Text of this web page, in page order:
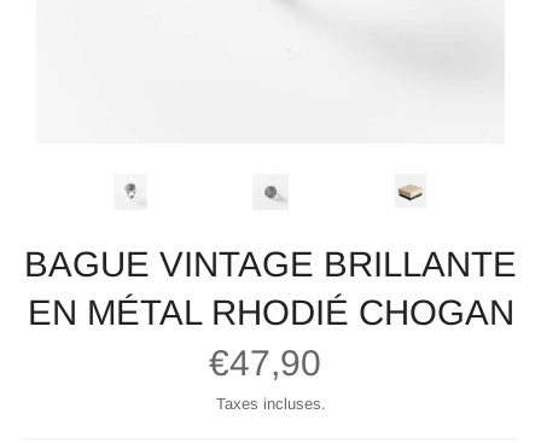
BAGUE VINTAGE BRILLANTE
EN MÉTAL RHODIÉ CHOGAN
Prix
régulier
€47,90
Taxes incluses.